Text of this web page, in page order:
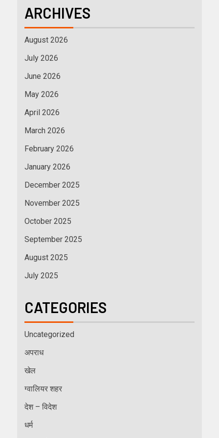
ARCHIVES
August 2026
July 2026
June 2026
May 2026
April 2026
March 2026
February 2026
January 2026
December 2025
November 2025
October 2025
September 2025
August 2025
July 2025
CATEGORIES
Uncategorized
अपराध
खेल
ग्वालियर शहर
देश – विदेश
धर्म